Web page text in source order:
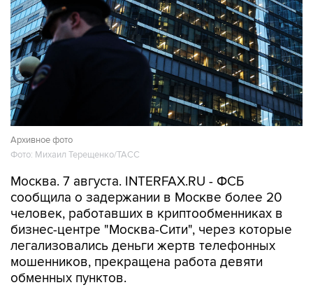
Архивное фото
Фото: Михаил Терещенко/ТАСС
Москва. 7 августа. INTERFAX.RU - ФСБ
сообщила о задержании в Москве более 20
человек, работавших в криптообменниках в
бизнес-центре "Москва-Сити", через которые
легализовались деньги жертв телефонных
мошенников, прекращена работа девяти
обменных пунктов.